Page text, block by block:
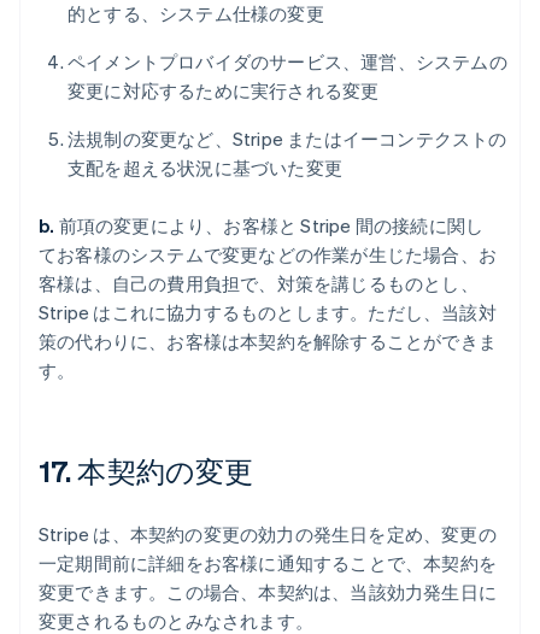
的とする、システム仕様の変更
ペイメントプロバイダのサービス、運営、システムの
変更に対応するために実行される変更
法規制の変更など、Stripe またはイーコンテクストの
支配を超える状況に基づいた変更
b. 前項の変更により、お客様と Stripe 間の接続に関し
てお客様のシステムで変更などの作業が生じた場合、お
客様は、自己の費用負担で、対策を講じるものとし、
Stripe はこれに協力するものとします。ただし、当該対
策の代わりに、お客様は本契約を解除することができま
す。
17. 本契約の変更
Stripe は、本契約の変更の効力の発生日を定め、変更の
一定期間前に詳細をお客様に通知することで、本契約を
変更できます。この場合、本契約は、当該効力発生日に
変更されるものとみなされます。